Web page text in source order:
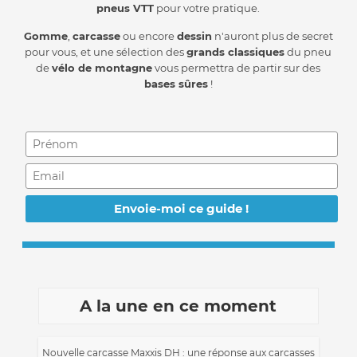
pneus VTT pour votre pratique.
Gomme, carcasseou encoredessin n'auront plus de secret
pour vous, et une sélection desgrands classiquesdu pneu
devélo de montagnevous permettra de partir sur des
bases sûres!
A la une en ce moment
Nouvelle carcasse Maxxis DH : une réponse aux carcasses